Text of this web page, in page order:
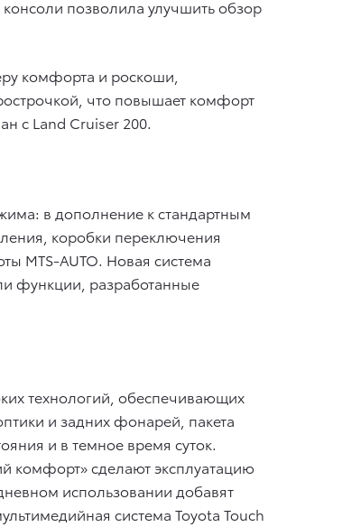
позволила улучшить обзор
комфорта и роскоши,
что повышает комфорт
с Land Cruiser 200.
в дополнение к стандартным
коробки переключения
MTS-AUTO. Новая система
функции, разработанные
технологий, обеспечивающих
и задних фонарей, пакета
и в темное время суток.
комфорт» сделают эксплуатацию
использовании добавят
система Toyota Touch